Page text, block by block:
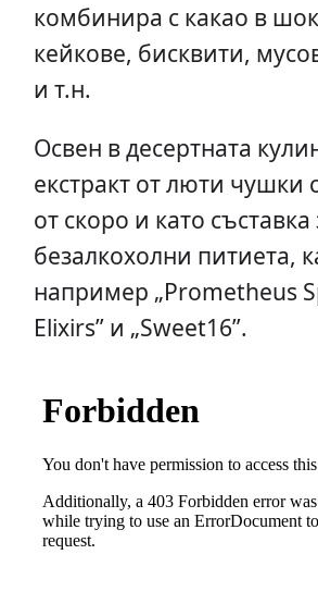
комбинира с какао в
кейкове, бисквити,
и т.н.
Освен в десертната
екстракт от люти чушки
от скоро и като съставка
безалкохолни питиета,
например „Prometheus
Elixirs” и „Sweet16”.